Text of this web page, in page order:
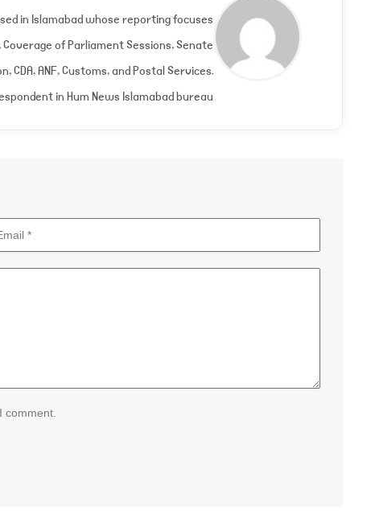
in Islamabad whose reporting focuses
of Parliament Sessions, Senate
ANF, Customs, and Postal Services.
in Hum News Islamabad bureau.
comment.